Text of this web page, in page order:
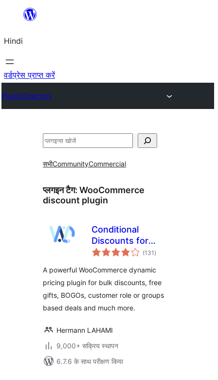
सामग्री
जाएं
Hindi
वर्डप्रेस प्राप्त करें
Plugin Directory
खोजें
सभीCommunityCommercial
प्लगइन टैग: WooCommerce
discount plugin
Conditional
Discounts for
WooCommerce – A
complete
woocommerce
dynamic pricing
plugin
(131 कुल
दर)
A powerful WooCommerce dynamic
pricing plugin for bulk discounts, free
gifts, BOGOs, customer role or groups
based deals and much more.
Hermann LAHAMI
9,000+ सक्रिय स्थापन
6.7.6 के साथ परीक्षण किया